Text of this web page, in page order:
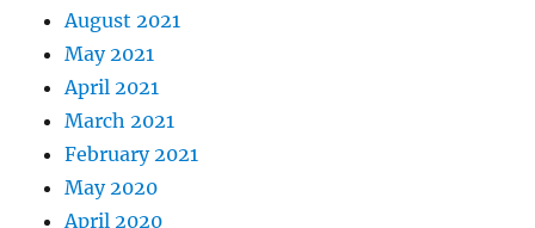
August 2021
May 2021
April 2021
March 2021
February 2021
May 2020
April 2020